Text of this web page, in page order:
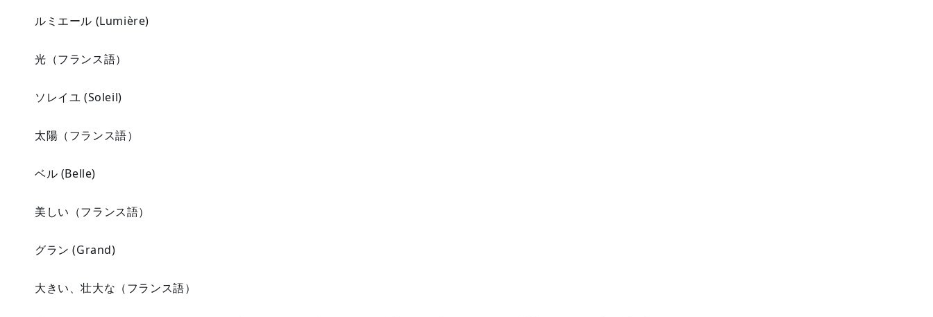
ルミエール (Lumière)
光（フランス語）
ソレイユ (Soleil)
太陽（フランス語）
ベル (Belle)
美しい（フランス語）
グラン (Grand)
大きい、壮大な（フランス語）